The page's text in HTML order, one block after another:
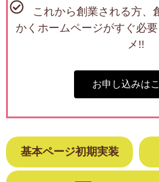
これから創業される方、
かくホームページがすぐ必
メ!!
お申し込みは
基本ページ初期実装